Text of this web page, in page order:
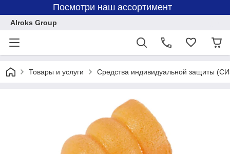
Посмотри наш ассортимент
Alroks Group
Товары и услуги Средства индивидуальной защиты